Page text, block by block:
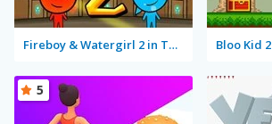
Fireboy & Watergirl 2 in The Light Temple Bloo Kid 2
5